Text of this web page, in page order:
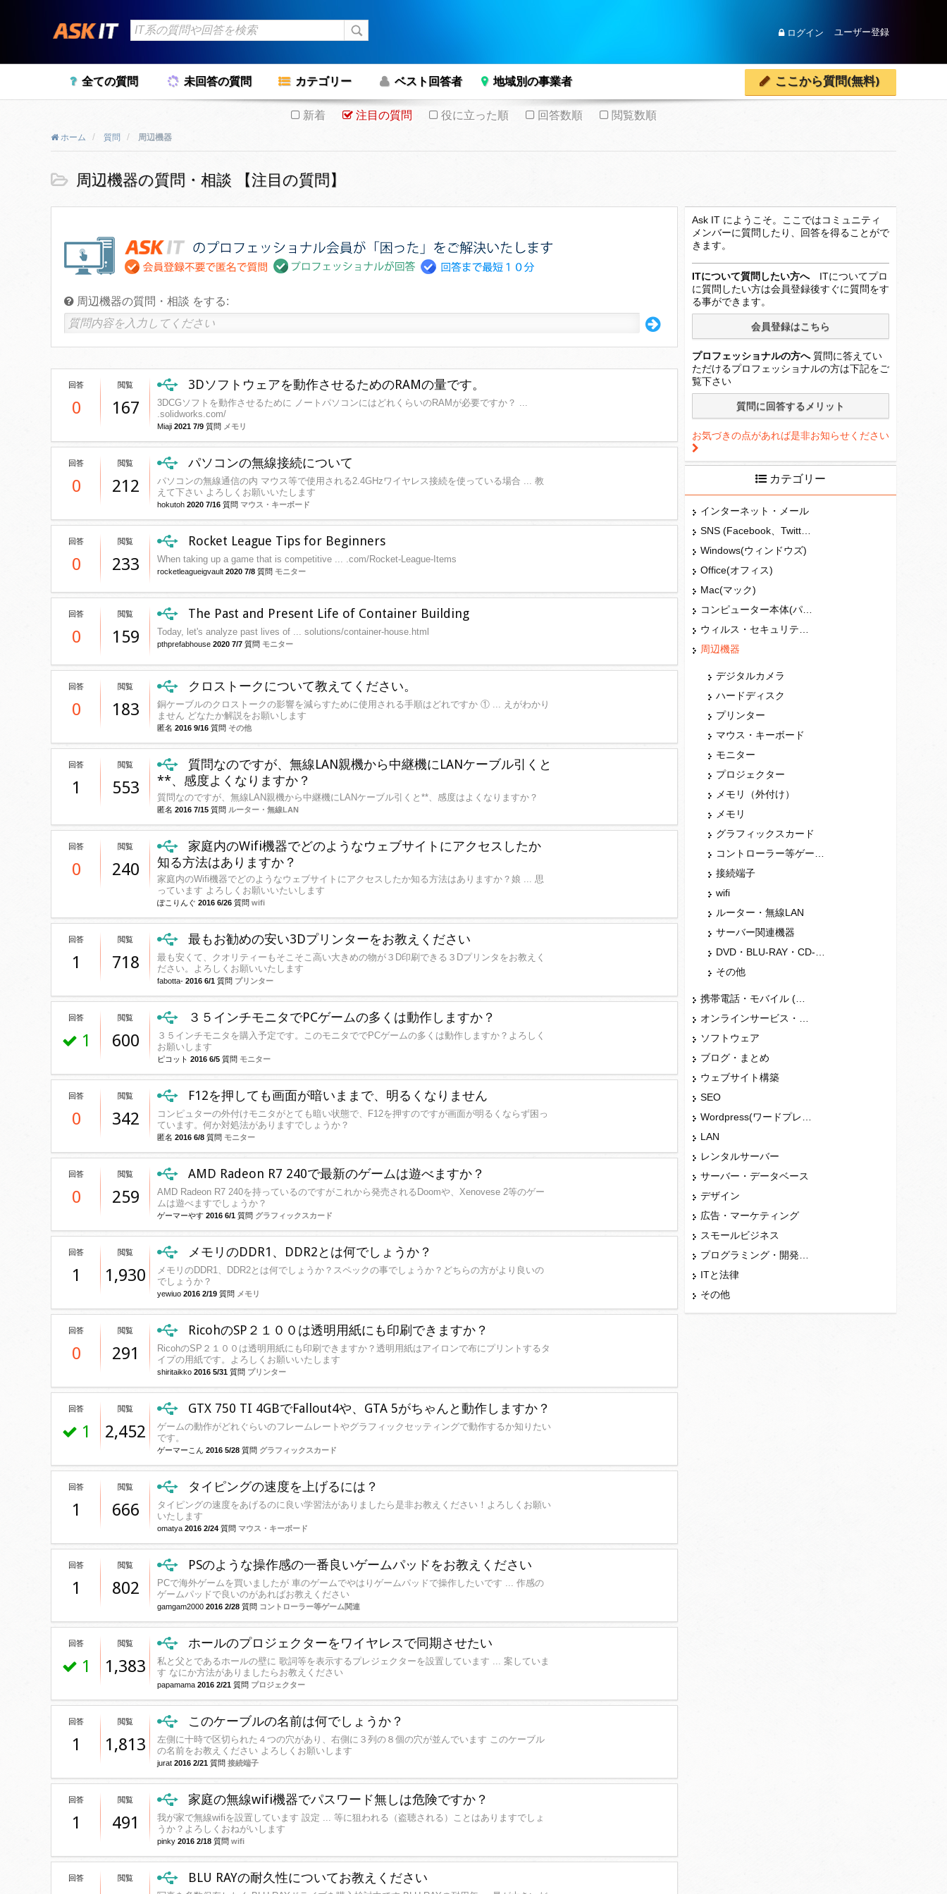
ユーザー登録
ログイン
全ての質問 未回答の質問 カテゴリー ベスト回答者 地域別の事業者 ここから質問(無料)
新着 注目の質問 役に立った順 回答数順 閲覧数順
ホーム 質問 周辺機器
周辺機器の質問・相談 【注目の質問】
周辺機器の質問・相談 をする:
回答
0
閲覧
167
3Dソフトウェアを動作させるためのRAMの量です。
3DCGソフトを動作させるために ノートパソコンにはどれくらいのRAMが必要ですか？ ...
.solidworks.com/
Miaji 2021 7/9 質問 メモリ
回答
0
閲覧
212
パソコンの無線接続について
パソコンの無線通信の内 マウス等で使用される2.4GHzワイヤレス接続を使っている場合 ... 教
えて下さい よろしくお願いいたします
hokutoh 2020 7/16 質問 マウス・キーボード
回答
0
閲覧
233
Rocket League Tips for Beginners
When taking up a game that is competitive ... .com/Rocket-League-Items
rocketleagueigvault 2020 7/8 質問 モニター
回答
0
閲覧
159
The Past and Present Life of Container Building
Today, let's analyze past lives of ... solutions/container-house.html
pthprefabhouse 2020 7/7 質問 モニター
回答
0
閲覧
183
クロストークについて教えてください。
銅ケーブルのクロストークの影響を減らすために使用される手順はどれですか ① ... えがわかり
ません どなたか解説をお願いします
匿名 2016 9/16 質問 その他
回答
1
閲覧
553
質問なのですが、無線LAN親機から中継機にLANケーブル引くと
**、感度よくなりますか？
質問なのですが、無線LAN親機から中継機にLANケーブル引くと**、感度はよくなりますか？
匿名 2016 7/15 質問 ルーター・無線LAN
回答
0
閲覧
240
家庭内のWifi機器でどのようなウェブサイトにアクセスしたか
知る方法はありますか？
家庭内のWifi機器でどのようなウェブサイトにアクセスしたか知る方法はありますか？娘 ... 思
っています よろしくお願いいたいします
ぽこりんぐ 2016 6/26 質問 wifi
回答
1
閲覧
718
最もお勧めの安い3Dプリンターをお教えください
最も安くて、クオリティーもそこそこ高い大きめの物が３D印刷できる３Dプリンタをお教えく
ださい。よろしくお願いいたします
fabotta- 2016 6/1 質問 プリンター
回答
1
閲覧
600
３５インチモニタでPCゲームの多くは動作しますか？
３５インチモニタを購入予定です。このモニタででPCゲームの多くは動作しますか？よろしく
お願いします
ピコット 2016 6/5 質問 モニター
回答
0
閲覧
342
F12を押しても画面が暗いままで、明るくなりません
コンピュターの外付けモニタがとても暗い状態で、F12を押すのですが画面が明るくならず困っ
ています。何か対処法がありますでしょうか？
匿名 2016 6/8 質問 モニター
回答
0
閲覧
259
AMD Radeon R7 240で最新のゲームは遊べますか？
AMD Radeon R7 240を持っているのですがこれから発売されるDoomや、Xenovese 2等のゲー
ムは遊べますでしょうか？
ゲーマーやす 2016 6/1 質問 グラフィックスカード
回答
1
閲覧
1,930
メモリのDDR1、DDR2とは何でしょうか？
メモリのDDR1、DDR2とは何でしょうか？スペックの事でしょうか？どちらの方がより良いの
でしょうか？
yewiuo 2016 2/19 質問 メモリ
回答
0
閲覧
291
RicohのSP２１００は透明用紙にも印刷できますか？
RicohのSP２１００は透明用紙にも印刷できますか？透明用紙はアイロンで布にプリントするタ
イプの用紙です。よろしくお願いいたします
shiritaikko 2016 5/31 質問 プリンター
回答
1
閲覧
2,452
GTX 750 TI 4GBでFallout4や、GTA 5がちゃんと動作しますか？
ゲームの動作がどれぐらいのフレームレートやグラフィックセッティングで動作するか知りたい
です。
ゲーマーこん 2016 5/28 質問 グラフィックスカード
回答
1
閲覧
666
タイピングの速度を上げるには？
タイピングの速度をあげるのに良い学習法がありましたら是非お教えください！よろしくお願い
いたします
omatya 2016 2/24 質問 マウス・キーボード
回答
1
閲覧
802
PSのような操作感の一番良いゲームパッドをお教えください
PCで海外ゲームを買いましたが 車のゲームでやはりゲームパッドで操作したいです ... 作感の
ゲームパッドで良いのがあればお教えください
gamgam2000 2016 2/28 質問 コントローラー等ゲーム関連
回答
1
閲覧
1,383
ホールのプロジェクターをワイヤレスで同期させたい
私と父とであるホールの壁に 歌詞等を表示するプレジェクターを設置しています ... 案していま
す なにか方法がありましたらお教えください
papamama 2016 2/21 質問 プロジェクター
回答
1
閲覧
1,813
このケーブルの名前は何でしょうか？
左側に十時で区切られた４つの穴があり、右側に３列の８個の穴が並んでいます このケーブル
の名前をお教えください よろしくお願いします
jurat 2016 2/21 質問 接続端子
回答
1
閲覧
491
家庭の無線wifi機器でパスワード無しは危険ですか？
我が家で無線wifiを設置しています 設定 ... 等に狙われる（盗聴される）ことはありますでしょ
うか？よろしくおねがいします
pinky 2016 2/18 質問 wifi
回答 閲覧 BLU RAYの耐久性についてお教えください
Ask IT にようこそ。ここではコミュニティ
メンバーに質問したり、回答を得ることがで
きます。
ITについて質問したい方へITについてプロ
に質問したい方は会員登録後すぐに質問をす
る事ができます。
プロフェッショナルの方へ質問に答えてい
ただけるプロフェッショナルの方は下記をご
覧下さい
お気づきの点があれば是非お知らせください
カテゴリー
インターネット・メール
Windows(ウィンドウズ)
Office(オフィス)
Mac(マック)
周辺機器
デジタルカメラ
ハードディスク
プリンター
マウス・キーボード
モニター
プロジェクター
メモリ（外付け）
メモリ
グラフィックスカード
接続端子
wifi
ルーター・無線LAN
サーバー関連機器
その他
ソフトウェア
ブログ・まとめ
ウェブサイト構築
SEO
LAN
レンタルサーバー
サーバー・データベース
デザイン
広告・マーケティング
スモールビジネス
ITと法律
その他